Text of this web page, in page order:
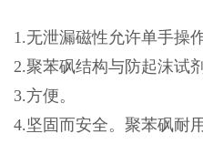
1.无泄漏磁性允许单手操
2.聚苯砜结构与防起沫试
3.方便。
4.坚固而安全。聚苯砜耐